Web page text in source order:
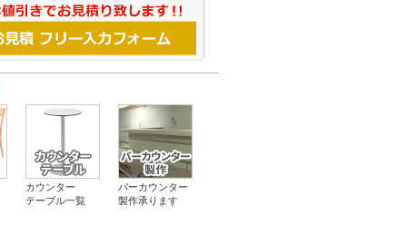
カウンター
テーブル一覧
バーカウンター
製作承ります